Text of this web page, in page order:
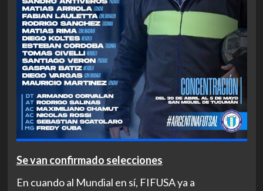
Se van confirmado selecciones
En cuando al Mundial en sí, FIFUSA ya a